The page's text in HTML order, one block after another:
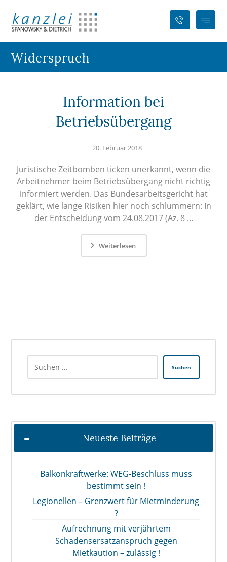
Widerspruch
Information bei
Betriebsübergang
20. Februar 2018
Juristische Zeitbomben ticken unerkannt, wenn die
Arbeitnehmer beim Betriebsübergang nicht richtig
informiert werden. Das Bundesarbeitsgericht hat
geklärt, wie lange Risiken hier noch schlummern: In
der Entscheidung vom 24.08.2017 (Az. 8 ...
Weiterlesen
Suchen
Neueste Beiträge
Balkonkraftwerke: WEG-Beschluss muss
bestimmt sein !
Legionellen – Grenzwert für Mietminderung
?
Aufrechnung mit verjährtem
Schadensersatzanspruch gegen
Mietkaution – zulässig !